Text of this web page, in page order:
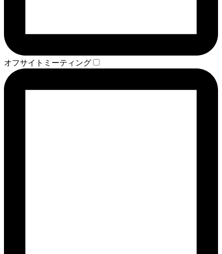
オフサイトミーティング